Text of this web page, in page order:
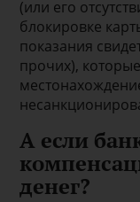
(или его
блокировке
показания
прочих),
А если
денег?